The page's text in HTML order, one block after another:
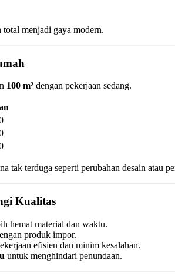
menjadi gaya modern.
100 m² dengan pekerjaan sedang.
tak terduga seperti perubahan desain atau
Kualitas
hemat material dan waktu.
produk impor.
efisien dan minim kesalahan.
untuk menghindari penundaan.